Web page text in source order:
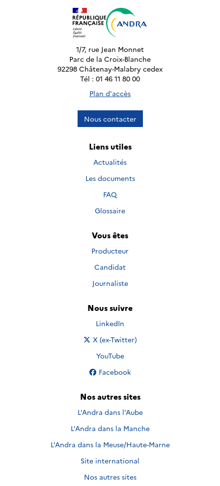
1/7, rue Jean Monnet
Parc de la Croix-Blanche
92298 Châtenay-Malabry cedex
Tél : 01 46 11 80 00
Plan d'accès
Nous contacter
Liens utiles
Actualités
Les documents
FAQ
Glossaire
Vous êtes
Producteur
Candidat
Journaliste
Nous suivre
Nous suivre sur
LinkedIn
Nous suivre sur
X (ex-Twitter)
Nous suivre sur
YouTube
Nous suivre sur
Facebook
Nos autres sites
L'Andra dans l'Aube
L'Andra dans la Manche
L'Andra dans la Meuse/Haute-Marne
Site international
Nos autres sites